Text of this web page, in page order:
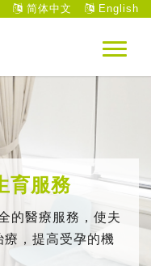
简体中文 English
育服務
的醫療服務，使夫
，提高受孕的機